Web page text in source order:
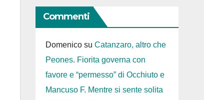
Commenti
Domenicosu Catanzaro, altro che
Peones. Fiorita governa con
favore e “permesso” di Occhiuto e
Mancuso F. Mentre si sente solita